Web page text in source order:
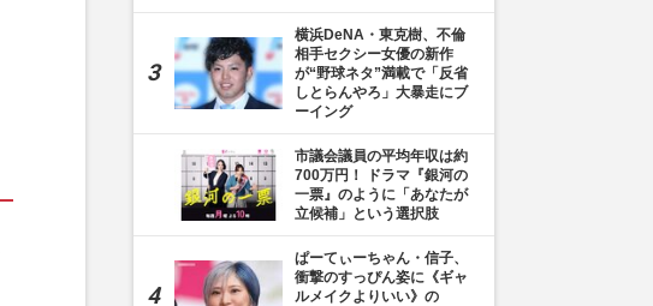
横浜DeNA・東克樹、不倫
相手セクシー女優の新作
が“野球ネタ”満載で「反省
しとらんやろ」大暴走にブ
ーイング
市議会議員の平均年収は約
700万円！ ドラマ『銀河の
一票』のように「あなたが
立候補」という選択肢
ぱーてぃーちゃん・信子、
衝撃のすっぴん姿に《ギャ
ルメイクよりいい》の